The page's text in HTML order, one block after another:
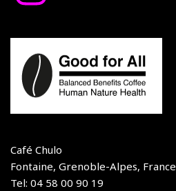
Café Chulo
Fontaine, Grenoble-Alpes, France
Tel: 04 58 00 90 19